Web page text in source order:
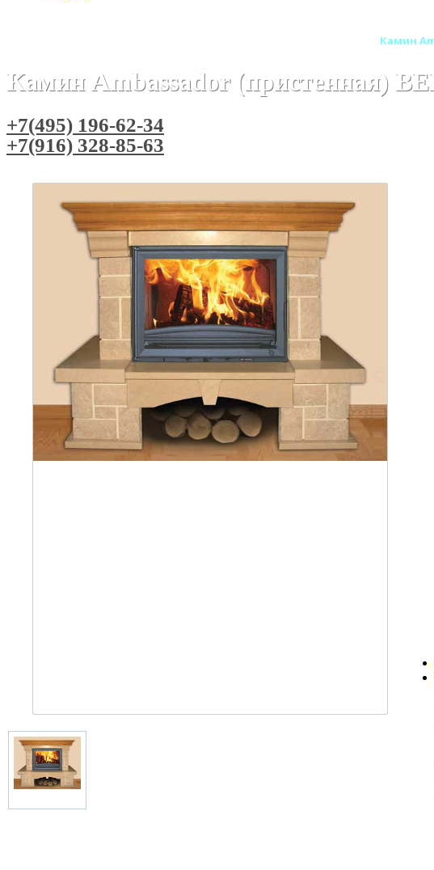
Камин
Камин Ambassador (пристенная)
+7(495) 196-62-34
+7(916) 328-85-63